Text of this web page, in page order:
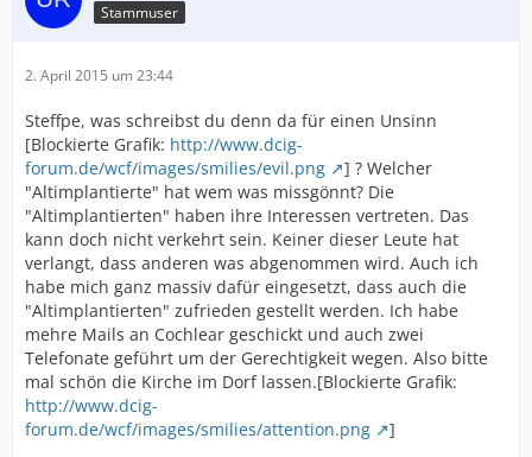
Stammuser
2. April 2015 um 23:44
Steffpe, was schreibst du denn da für einen Unsinn
[Blockierte Grafik: http://www.dcig-
forum.de/wcf/images/smilies/evil.png
] ? Welcher
"Altimplantierte" hat wem was missgönnt? Die
"Altimplantierten" haben ihre Interessen vertreten. Das
kann doch nicht verkehrt sein. Keiner dieser Leute hat
verlangt, dass anderen was abgenommen wird. Auch ich
habe mich ganz massiv dafür eingesetzt, dass auch die
"Altimplantierten" zufrieden gestellt werden. Ich habe
mehre Mails an Cochlear geschickt und auch zwei
Telefonate geführt um der Gerechtigkeit wegen. Also bitte
mal schön die Kirche im Dorf lassen.[Blockierte Grafik:
http://www.dcig-
forum.de/wcf/images/smilies/attention.png
]